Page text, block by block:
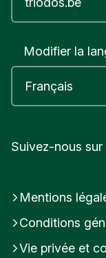
Modifier la
Suivez-nous sur
Mentions
Conditions
Vie privée et